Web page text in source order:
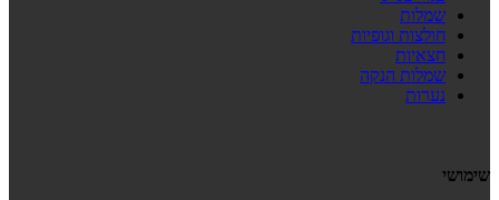
שמלות
חולצות וגופיות
חצאיות
שמלות הנקה
נערות
שימושי